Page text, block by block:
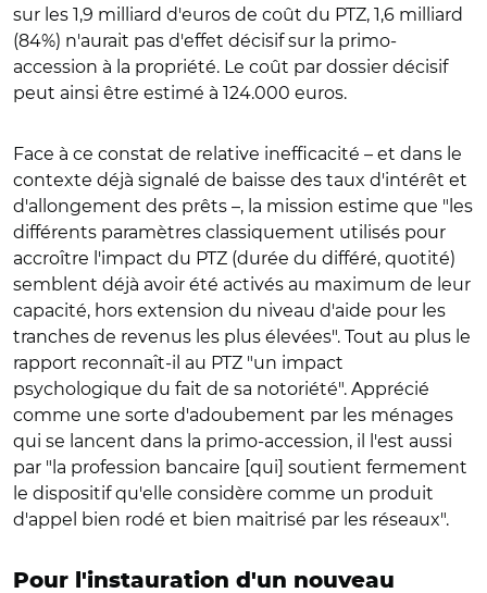
sur les 1,9 milliard d'euros de coût du PTZ, 1,6 milliard
(84%) n'aurait pas d'effet décisif sur la primo-
accession à la propriété. Le coût par dossier décisif
peut ainsi être estimé à 124.000 euros.
Face à ce constat de relative inefficacité – et dans le
contexte déjà signalé de baisse des taux d'intérêt et
d'allongement des prêts –, la mission estime que "les
différents paramètres classiquement utilisés pour
accroître l'impact du PTZ (durée du différé, quotité)
semblent déjà avoir été activés au maximum de leur
capacité, hors extension du niveau d'aide pour les
tranches de revenus les plus élevées". Tout au plus le
rapport reconnaît-il au PTZ "un impact
psychologique du fait de sa notoriété". Apprécié
comme une sorte d'adoubement par les ménages
qui se lancent dans la primo-accession, il l'est aussi
par "la profession bancaire [qui] soutient fermement
le dispositif qu'elle considère comme un produit
d'appel bien rodé et bien maitrisé par les réseaux".
Pour l'instauration d'un nouveau